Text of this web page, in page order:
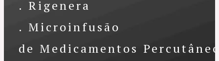
. Rigenera
. Microinfusão
de Medicamentos